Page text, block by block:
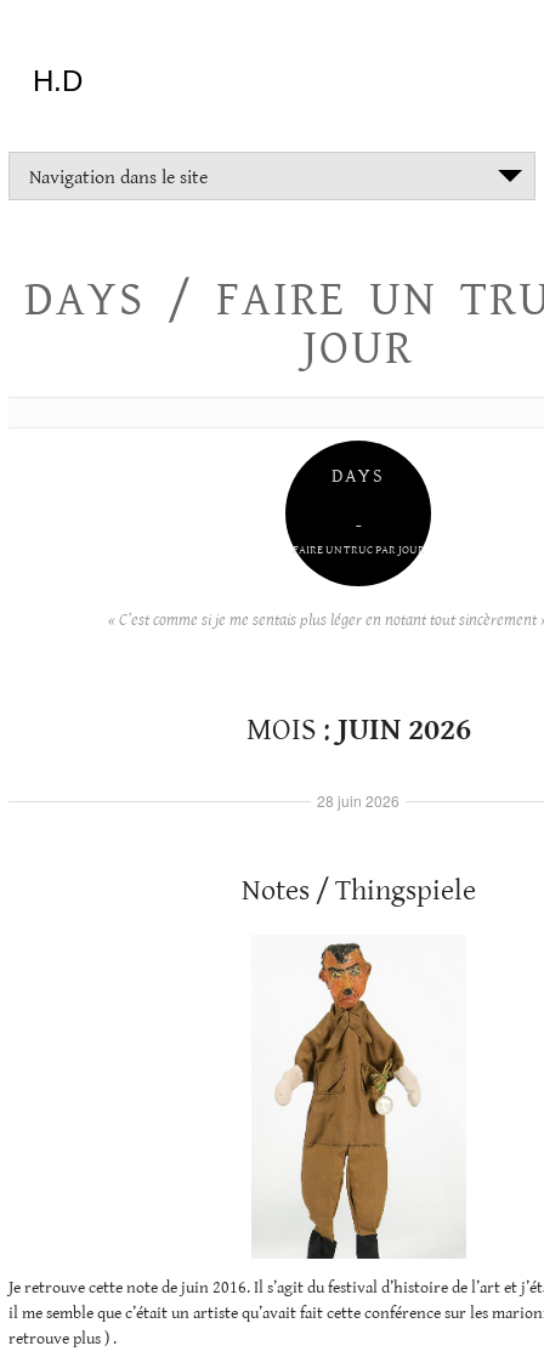
H.D
tout
essayer
Navigation dans le site
DAYS / FAIRE UN
JOUR
DAYS
–
FAIRE UN TRUC PAR JOUR
« C’est comme si je me sentais plus léger en notant tout sincèrement
MOIS : JUIN 2026
Notes / Thingspiele
Je retrouve cette note de juin 2016. Il s’agit du festival d’histoire de l’art et
il me semble que c’était un artiste qu’avait fait cette conférence sur les
retrouve plus ) .
28 juin 2026